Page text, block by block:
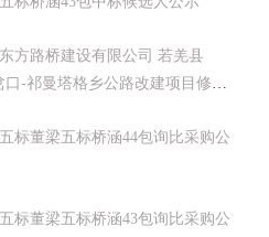
方路桥建设有限公司 若羌县
口-祁曼塔格乡公路改建项目修复
标董梁五标桥涵44包询比采购公
标董梁五标桥涵43包询比采购公